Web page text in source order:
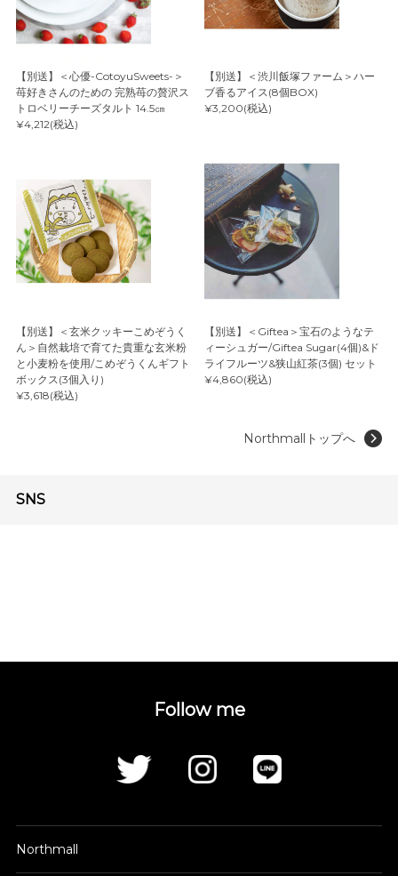
【別送】＜心優-CotoyuSweets-＞
苺好きさんのための 完熟苺の贅沢ス
トロベリーチーズタルト 14.5㎝
¥4,212(税込)
【別送】＜渋川飯塚ファーム＞ハー
ブ香るアイス(8個BOX)
¥3,200(税込)
【別送】＜玄米クッキーこめぞうく
ん＞自然栽培で育てた貴重な玄米粉
と小麦粉を使用/こめぞうくんギフト
ボックス(3個入り)
¥3,618(税込)
【別送】＜Giftea＞宝石のようなテ
ィーシュガー/Giftea Sugar(4個)&ド
ライフルーツ&狭山紅茶(3個) セット
¥4,860(税込)
Northmallトップへ
SNS
Follow me
Northmall